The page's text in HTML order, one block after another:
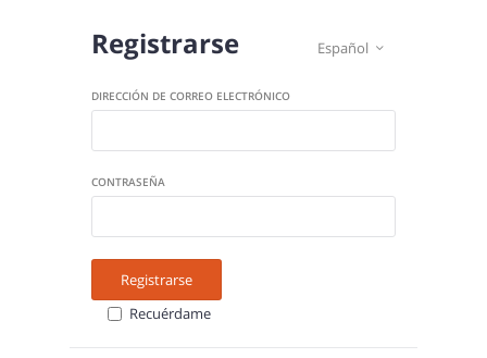
Español 
Registrarse
DIRECCIÓN DE CORREO ELECTRÓNICO
CONTRASEÑA
Registrarse
Recuérdame